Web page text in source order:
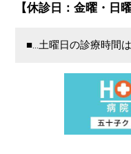
【休診日：金曜・日
■…土曜日の診療時間は